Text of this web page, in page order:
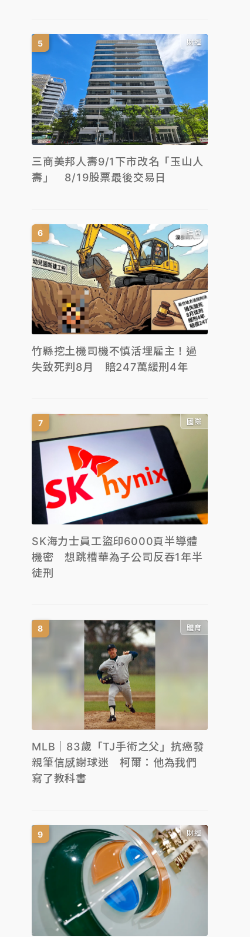
財經
三商美邦人壽9/1下市改名「玉山人
壽」 8/19股票最後交易日
社會
竹縣挖土機司機不慎活埋雇主！過
失致死判8月 賠247萬緩刑4年
國際
SK海力士員工盜印6000頁半導體
機密 想跳槽華為子公司反吞1年半
徒刑
體育
MLB｜83歲「TJ手術之父」抗癌發
親筆信感謝球迷 柯爾：他為我們
寫了教科書
財經